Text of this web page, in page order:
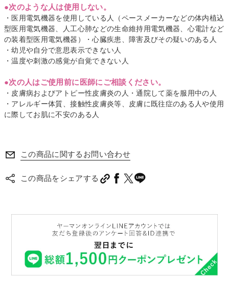
●次のような人は使用しない。
・医用電気機器を使用している人（ペースメーカーなどの体内植込
型医用電気機器、人工心肺などの生命維持用電気機器、心電計など
の装着型医用電気機器）・心臓疾患、障害及びその疑いのある人
・幼児や自分で意思表示できない人
・温度や刺激の感覚が自覚できない人
●次の人はご使用前に医師にご相談ください。
・皮膚病およびアトピー性皮膚炎の人・通院して薬を服用中の人
・アレルギー体質、接触性皮膚炎等、皮膚に既往症のある人や使用
に際してお肌に不安のある人
この商品に関するお問い合わせ
この商品をシェアする